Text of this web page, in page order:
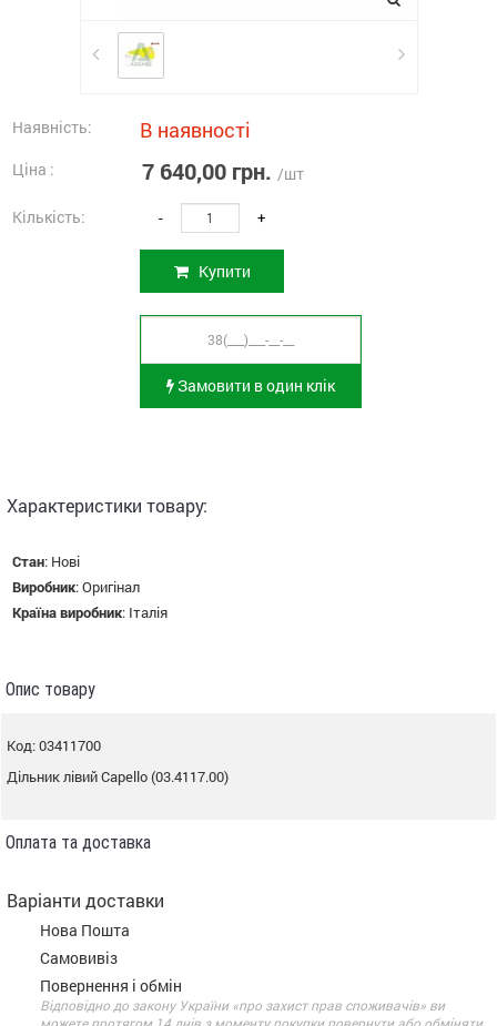
Наявність: В наявності
Ціна : 7 640,00 грн. /шт
Кількість: - +
Купити
Замовити в один клік
Характеристики товару:
Стан: Нові
Виробник:Оригінал
Країна виробник: Італія
Опис товару
Код: 03411700
Дільник лівий Capello (03.4117.00)
Оплата та доставка
Варіанти доставки
Нова Пошта
Самовивіз
Повернення і обмін
Відповідно до закону України «про захист прав споживачів» ви
можете протягом 14 днів з моменту покупки повернути або обміняти